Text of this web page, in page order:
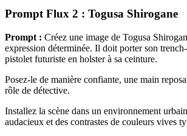
Prompt Flux 2 : Togusa Shirogane
Prompt : Créez une image de Togusa
expression déterminée. Il doit porter son
pistolet futuriste en holster à sa ceinture.
Posez-le de manière confiante, une main
rôle de détective.
Installez la scène dans un environnement
audacieux et des contrastes de couleurs vives